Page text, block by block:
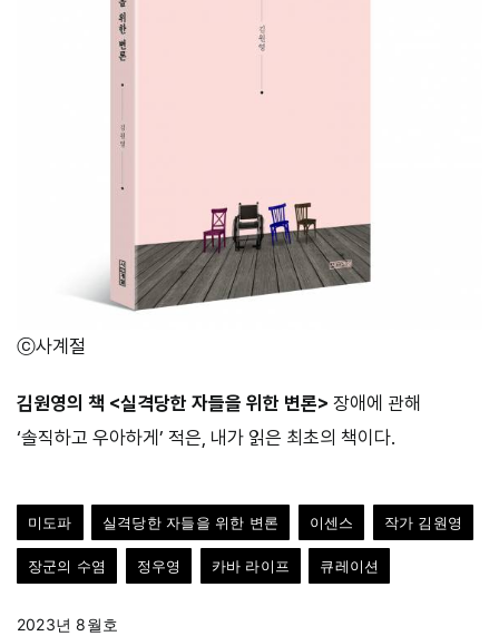
ⓒ사계절
김원영의 책 <실격당한 자들을 위한 변론> 장애에 관해
‘솔직하고 우아하게’ 적은, 내가 읽은 최초의 책이다.
미도파 실격당한 자들을 위한 변론 이센스 작가 김원영
장군의 수염 정우영 카바 라이프 큐레이션
2023년 8월호